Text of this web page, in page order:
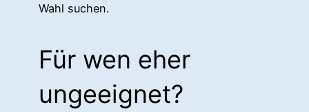
Wahl suchen.
Für wen eher
ungeeignet?